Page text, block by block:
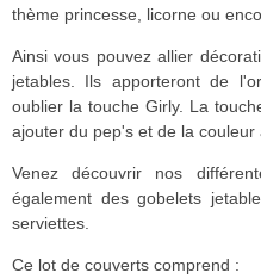
thème princesse, licorne ou
Ainsi vous pouvez allier
jetables. Ils apporteront de
oublier la touche Girly. La
ajouter du pep's et de la couleur
Venez découvrir nos
également des gobelets
serviettes.
Ce lot de couverts comprend :